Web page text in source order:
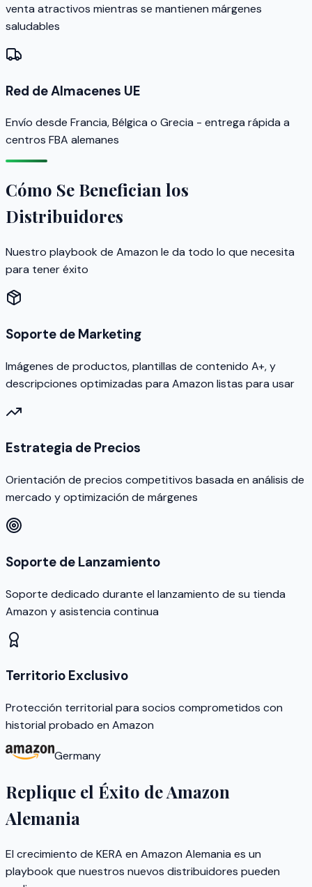
venta atractivos mientras se mantienen márgenes
saludables
Red de Almacenes UE
Envío desde Francia, Bélgica o Grecia - entrega rápida a
centros FBA alemanes
Cómo Se Benefician los
Distribuidores
Nuestro playbook de Amazon le da todo lo que necesita
para tener éxito
Soporte de Marketing
Imágenes de productos, plantillas de contenido A+, y
descripciones optimizadas para Amazon listas para usar
Estrategia de Precios
Orientación de precios competitivos basada en análisis de
mercado y optimización de márgenes
Soporte de Lanzamiento
Soporte dedicado durante el lanzamiento de su tienda
Amazon y asistencia continua
Territorio Exclusivo
Protección territorial para socios comprometidos con
historial probado en Amazon
Germany
Replique el Éxito de Amazon
Alemania
El crecimiento de KERA en Amazon Alemania es un
playbook que nuestros nuevos distribuidores pueden